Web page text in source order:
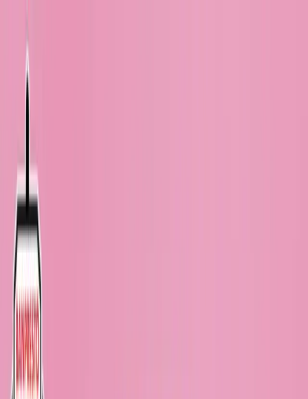
TOP店舗一覧
問い合わせ
ワンピース ボア・ハンコッ
ク ルームライト-メロメロ甘
風（メロメロメロウ）-
ONE PIECE
入荷予定店舗(全5店舗)
川越店
ご利用上のお願い